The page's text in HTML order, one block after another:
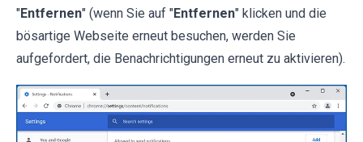
"Entfernen" (wenn Sie auf "Entfernen" klicken und die
bösartige Webseite erneut besuchen, werden Sie
aufgefordert, die Benachrichtigungen erneut zu aktivieren).